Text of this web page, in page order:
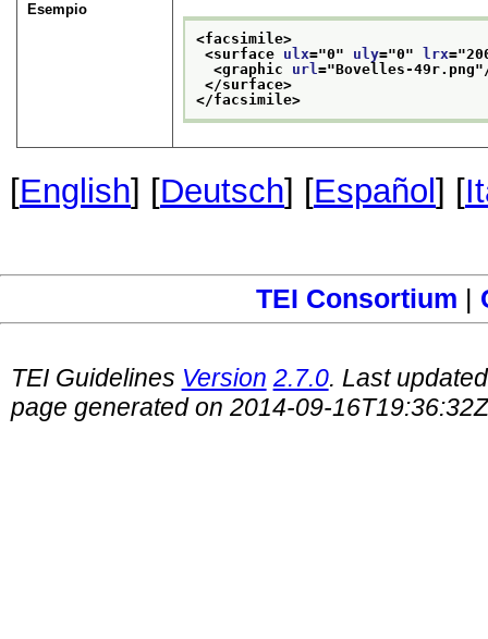
Esempio
<facsimile>
<surface ulx="0" uly="0" lrx="
<graphic url="Bovelles-49r.png
</surface>
</facsimile>
[English] [Deutsch] [Español ] [
TEI Consortium |
TEI Guidelines Version 2.7.0. Last
page generated on 2014-09-16T19:36:32Z